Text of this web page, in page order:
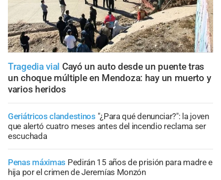
Tragedia vial Cayó un auto desde un puente tras
un choque múltiple en Mendoza: hay un muerto y
varios heridos
Geriátricos clandestinos "¿Para qué denunciar?": la joven
que alertó cuatro meses antes del incendio reclama ser
escuchada
Penas máximas Pedirán 15 años de prisión para madre e
hija por el crimen de Jeremías Monzón